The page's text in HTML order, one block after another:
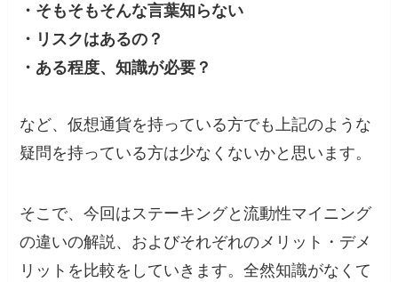
・そもそもそんな言葉知らない
・リスクはあるの？
・ある程度、知識が必要？
など、仮想通貨を持っている方でも上記のような
疑問を持っている方は少なくないかと思います。
そこで、今回はステーキングと流動性マイニング
の違いの解説、およびそれぞれのメリット・デメ
リットを比較をしていきます。全然知識がなくて